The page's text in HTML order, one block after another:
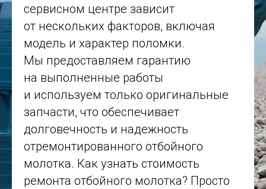
сервисном центре зависит
от нескольких факторов, включая
модель и характер поломки.
Мы предоставляем гарантию
на выполненные работы
и используем только оригинальные
запчасти, что обеспечивает
долговечность и надежность
отремонтированного отбойного
молотка. Как узнать стоимость
ремонта отбойного молотка? Просто